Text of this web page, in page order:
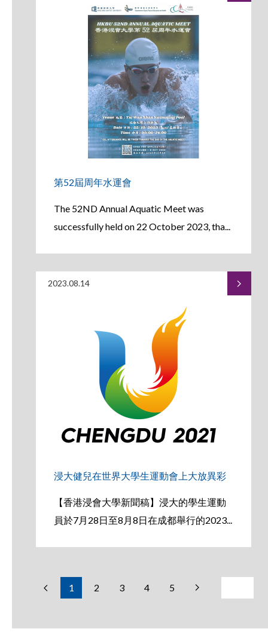
第52屆周年水運會
The 52ND Annual Aquatic Meet was
successfully held on 22 October 2023, tha...
2023.08.14
浸大健兒在世界大學生運動會上大放異彩
【香港浸會大學新聞稿】浸大的學生運動
員於7月28日至8月8日在成都舉行的2023...
1 2 3 4 5